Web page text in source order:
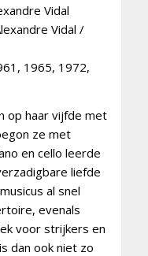
Vidal
Vidal /
1965, 1972,
op haar vijfde met
ze met
en cello leerde
liefde
al snel
evenals
voor strijkers en
dan ook niet zo